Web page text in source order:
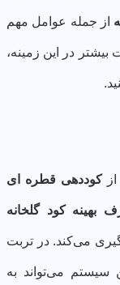
جمله عوامل مهم
در این زمینه،
کوددهی قطره ای
کود گلخانه
می‌کند. در تربت
می‌تواند به